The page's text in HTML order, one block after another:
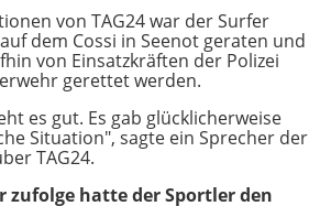
von TAG24 war der Surfer
dem Cossi in Seenot geraten und
von Einsatzkräften der Polizei
gerettet werden.
es gut. Es gab glücklicherweise
Situation", sagte ein Sprecher der
TAG24.
zufolge hatte der Sportler den